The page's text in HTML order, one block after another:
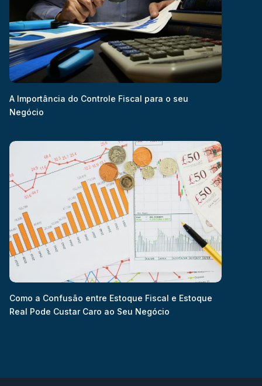
A Importância do Controle Fiscal para o seu
Negócio
Como a Confusão entre Estoque Fiscal e Estoque
Real Pode Custar Caro ao Seu Negócio